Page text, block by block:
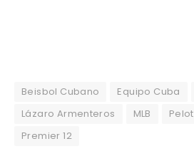
Beisbol Cubano Equipo Cuba
Lázaro Armenteros
MLB
Premier 12